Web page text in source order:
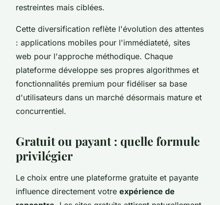
restreintes mais ciblées.
Cette diversification reflète l'évolution des attentes
: applications mobiles pour l'immédiateté, sites
web pour l'approche méthodique. Chaque
plateforme développe ses propres algorithmes et
fonctionnalités premium pour fidéliser sa base
d'utilisateurs dans un marché désormais mature et
concurrentiel.
Gratuit ou payant : quelle formule
privilégier
Le choix entre une plateforme gratuite et payante
influence directement votre expérience de